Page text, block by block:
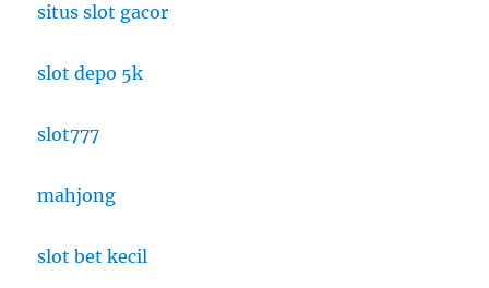
situs slot gacor
slot depo 5k
slot777
mahjong
slot bet kecil